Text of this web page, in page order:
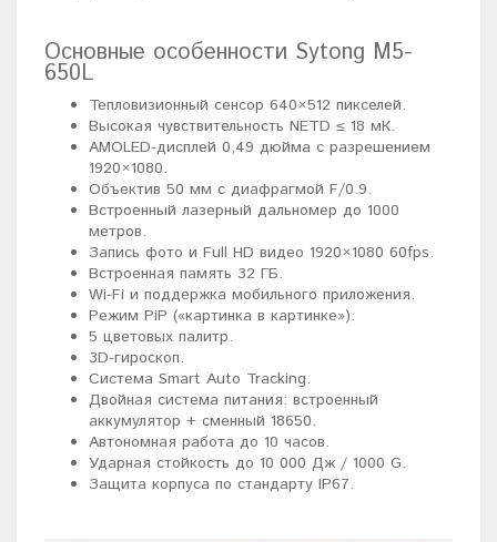
Основные особенности Sytong M5-
650L
Тепловизионный сенсор 640×512 пикселей.
Высокая чувствительность NETD ≤ 18 мК.
AMOLED-дисплей 0,49 дюйма с разрешением
1920×1080.
Объектив 50 мм с диафрагмой F/0.9.
Встроенный лазерный дальномер до 1000
метров.
Запись фото и Full HD видео 1920×1080 60fps.
Встроенная память 32 ГБ.
Wi-Fi и поддержка мобильного приложения.
Режим PiP («картинка в картинке»).
5 цветовых палитр.
3D-гироскоп.
Система Smart Auto Tracking.
Двойная система питания: встроенный
аккумулятор + сменный 18650.
Автономная работа до 10 часов.
Ударная стойкость до 10 000 Дж / 1000 G.
Защита корпуса по стандарту IP67.